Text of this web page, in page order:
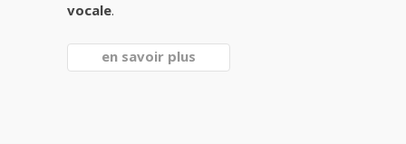
vocale.
en savoir plus